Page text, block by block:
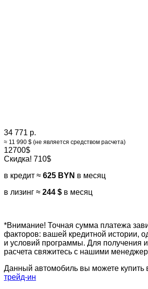
34 771 р.
≈ 11 990 $ (не является средством расчета)
12700$
Скидка! 710$
в кредит ≈ 625 BYN в месяц
в лизинг ≈ 244 $ в месяц
*Внимание! Точная сумма платежа
факторов: вашей кредитной истории,
и условий программы. Для получения
расчета свяжитесь с нашими
Данный автомобиль вы можете купить
трейд-ин